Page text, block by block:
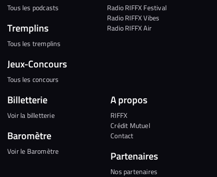
Tous les podcasts
Tremplins
Tous les tremplins
Jeux-Concours
Tous les concours
Radio RIFFX Festival
Radio RIFFX Vibes
Radio RIFFX Air
Billetterie
Voir la billetterie
Baromètre
Voir le Baromètre
A propos
RIFFX
Crédit Mutuel
Contact
Partenaires
Nos partenaires